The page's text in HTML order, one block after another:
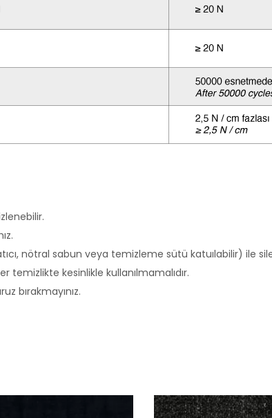
nötral sabun veya temizleme sütü katuılabilir) ile
temizlikte kesinlikle kullanılmamalıdır.
bırakmayınız.